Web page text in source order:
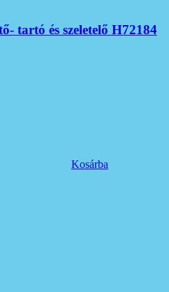
tartó és szeletelő H72184
Kosárba